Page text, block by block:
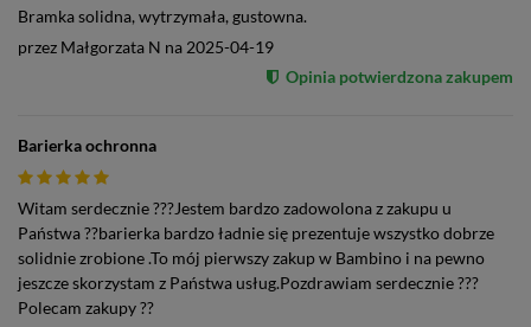
Bramka solidna, wytrzymała, gustowna.
przez Małgorzata N na 2025-04-19
Opinia potwierdzona zakupem
Barierka ochronna
Witam serdecznie ???Jestem bardzo zadowolona z zakupu u
Państwa ??barierka bardzo ładnie się prezentuje wszystko dobrze
solidnie zrobione .To mój pierwszy zakup w Bambino i na pewno
jeszcze skorzystam z Państwa usług.Pozdrawiam serdecznie ???
Polecam zakupy ??